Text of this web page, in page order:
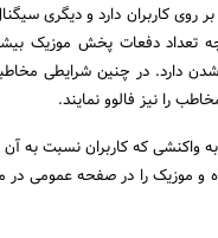
روی کاربران دارد و دیگری
تعداد دفعات پخش موزیک
دارد. در چنین شرایطی
را نیز فالوو نمایند.
واکنشی که کاربران نسبت به
و موزیک را در صفحه عمومی